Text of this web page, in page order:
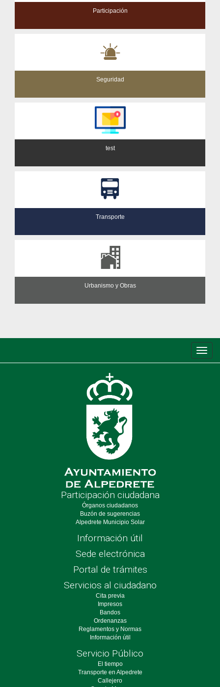
Participación
Seguridad
test
Transporte
Urbanismo y Obras
de
Participación ciudadana
Órganos ciudadanos
Buzón de sugerencias
Alpedrete Municipio Solar
Información útil
Sede electrónica
Portal de trámites
Servicios al ciudadano
Cita previa
Impresos
Bandos
Ordenanzas
Reglamentos y Normas
Información útil
Servicio Público
El tiempo
Transporte en Alpedrete
Callejero